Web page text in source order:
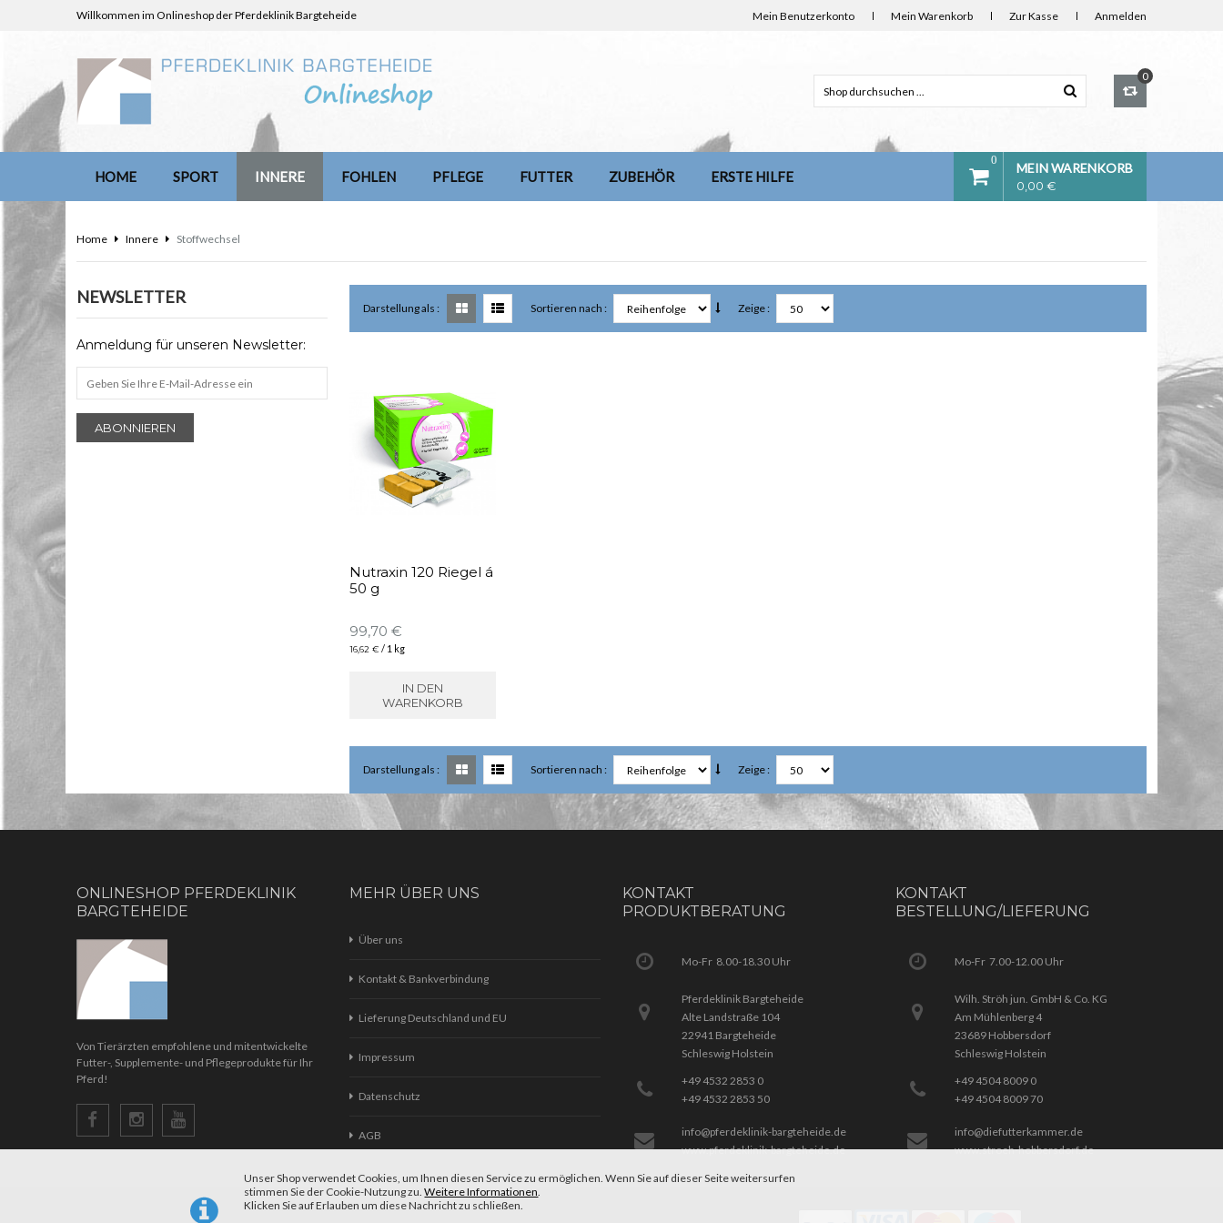
Willkommen im Onlineshop der Pferdeklinik Bargteheide Mein Benutzerkonto Mein Warenkorb Zur Kasse Anmelden
0
HOME SPORT INNERE FOHLEN PFLEGE FUTTER ZUBEHÖR ERSTE HILFE
0
MEIN WARENKORB
0,00 €
Home Innere Stoffwechsel
Darstellung als : Sortieren nach : Zeige :
Nutraxin 120 Riegel á
50 g
99,70 €
16,62 € / 1 kg
IN DEN
WARENKORB
Darstellung als : Sortieren nach : Zeige :
NEWSLETTER
Anmeldung für unseren Newsletter:
ABONNIEREN
ONLINESHOP PFERDEKLINIK
BARGTEHEIDE
Von Tierärzten empfohlene und mitentwickelte
Futter-, Supplemente- und Pflegeprodukte für Ihr
Pferd!
MEHR ÜBER UNS
Über uns
Kontakt & Bankverbindung
Lieferung Deutschland und EU
Impressum
Datenschutz
AGB
KONTAKT
PRODUKTBERATUNG
Mo-Fr 8.00-18.30 Uhr
Pferdeklinik Bargteheide
Alte Landstraße 104
22941 Bargteheide
Schleswig Holstein
+49 4532 2853 0
+49 4532 2853 50
info@pferdeklinik-bargteheide.de
www.pferdeklinik-bargteheide.de
KONTAKT
BESTELLUNG/LIEFERUNG
Mo-Fr 7.00-12.00 Uhr
Wilh. Ströh jun. GmbH & Co. KG
Am Mühlenberg 4
23689 Hobbersdorf
Schleswig Holstein
+49 4504 8009 0
+49 4504 8009 70
info@diefutterkammer.de
www.stroeh-hobbersdorf.de
Unser Shop verwendet Cookies, um Ihnen diesen Service zu ermöglichen. Wenn Sie auf dieser Seite weitersurfen
stimmen Sie der Cookie-Nutzung zu.Weitere Informationen.
Klicken Sie auf Erlauben um diese Nachricht zu schließen.